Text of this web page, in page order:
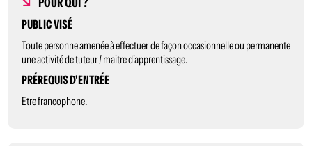
PUBLIC VISÉ
Toute personne amenée à effectuer de façon occasionnelle ou permanente
une activité de tuteur / maitre d'apprentissage.
PRÉREQUIS D'ENTRÉE
Etre francophone.